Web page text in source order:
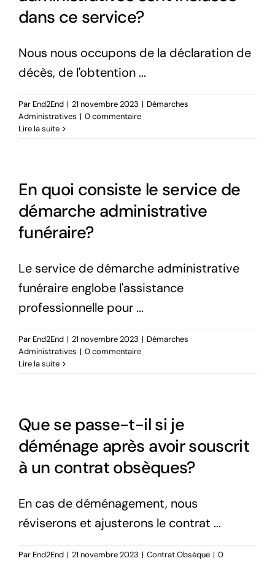
dans ce service?
Nous nous occupons de la déclaration de
décès, de l'obtention ...
Par End2End | 21 novembre 2023 | Démarches
Administratives | 0 commentaire
Lire la suite
En quoi consiste le service de
démarche administrative
funéraire?
Le service de démarche administrative
funéraire englobe l'assistance
professionnelle pour ...
Par End2End | 21 novembre 2023 | Démarches
Administratives | 0 commentaire
Lire la suite
Que se passe-t-il si je
déménage après avoir souscrit
à un contrat obsèques?
En cas de déménagement, nous
réviserons et ajusterons le contrat ...
Par End2End | 21 novembre 2023 | Contrat Obséque | 0